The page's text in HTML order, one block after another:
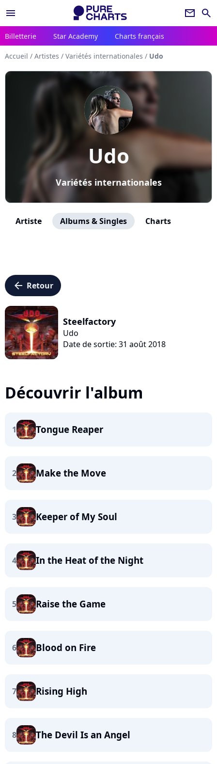
menu newsletter search
Billetterie Star Academy Charts français
Accueil / Artistes / Variétés internationales / Udo
Udo
Variétés internationales
Artiste Albums & Singles Charts
arrow_left Retour
Steelfactory
Udo
Date de sortie: 31 août 2018
Découvrir l'album
1 Tongue Reaper
2 Make the Move
3 Keeper of My Soul
4 In the Heat of the Night
5 Raise the Game
6 Blood on Fire
7 Rising High
8 The Devil Is an Angel